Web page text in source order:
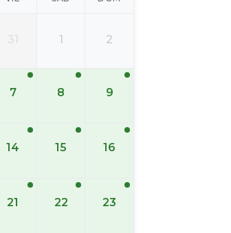
31 1 2
7 8 9
14 15 16
21 22 23